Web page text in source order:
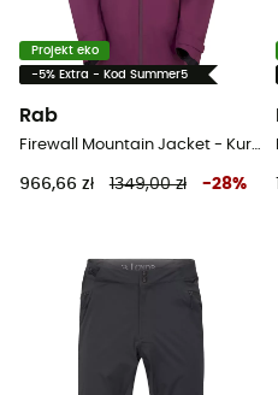
Projekt eko
-5% Extra - Kod Summer5
Rab
Firewall Mountain Jacket - Kurtka z membraną damska
966,66 zł 1349,00 zł -28%